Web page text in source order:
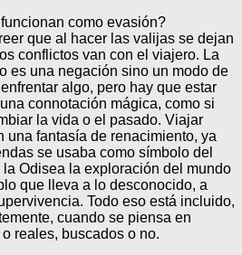
como evasión?
que al hacer las valijas se dejan
conflictos van con el viajero. La
es una negación sino un modo de
algo, pero hay que estar
connotación mágica, como si
la vida o el pasado. Viajar
una fantasía de renacimiento, ya
se usaba como símbolo del
Odisea la exploración del mundo
que lleva a lo desconocido, a
Todo eso está incluido,
cuando se piensa en
reales, buscados o no.